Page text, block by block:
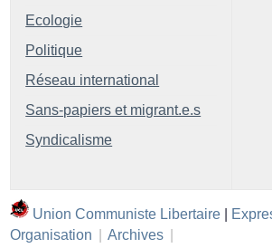
Ecologie
Politique
Réseau international
Sans-papiers et migrant.e.s
Syndicalisme
Union Communiste Libertaire |
Organisation
Archives